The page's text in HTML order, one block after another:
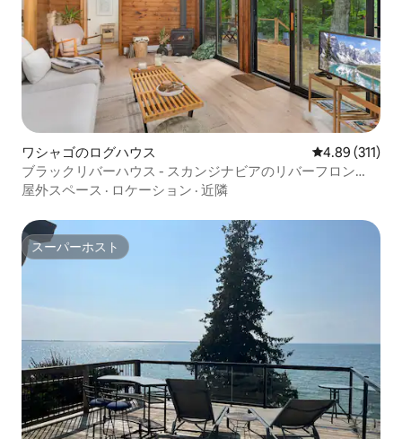
ワシャゴのログハウス レビュー311
4.89 (311)
ブラックリバーハウス - スカンジナビアのリバーフロン
ト・キャビン・マスコーカ
屋外スペース · ロケーション · 近隣
スーパーホスト
スーパーホスト